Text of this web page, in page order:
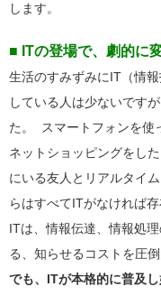
します。
■ ITの登場で、劇的に
生活のすみずみにIT（情
している人は少ないです
た。 スマートフォンを使
ネットショッピングをし
にいる友人とリアルタイ
らはすべてITがなければ
ITは、情報伝達、情報処
る、知らせるコストを圧
でも、ITが本格的に普及